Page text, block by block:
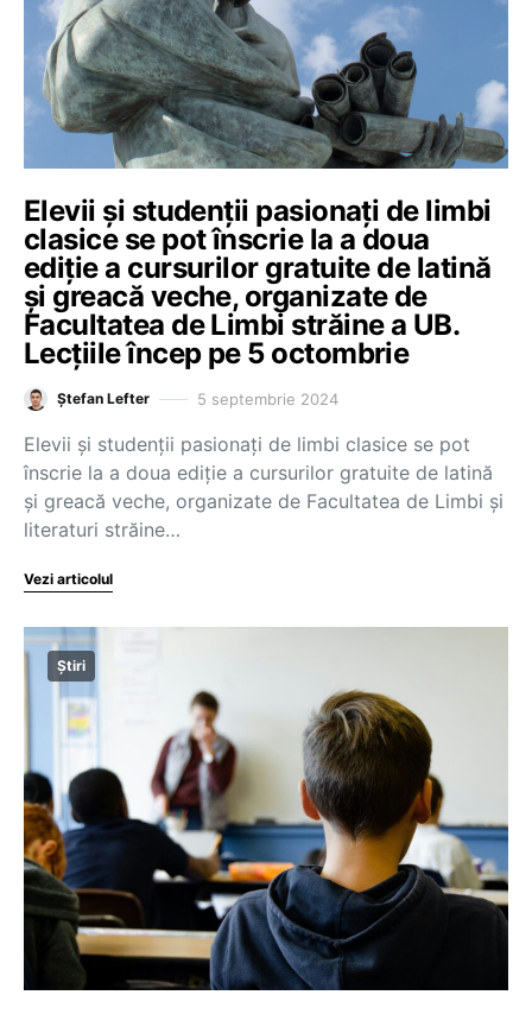
Elevii și studenții pasionați de limbi
clasice se pot înscrie la a doua
ediție a cursurilor gratuite de latină
și greacă veche, organizate de
Facultatea de Limbi străine a UB.
Lecțiile încep pe 5 octombrie
Ștefan Lefter 5 septembrie 2024
Elevii și studenții pasionați de limbi clasice se pot
înscrie la a doua ediție a cursurilor gratuite de latină
și greacă veche, organizate de Facultatea de Limbi și
literaturi străine…
Vezi articolul
Știri